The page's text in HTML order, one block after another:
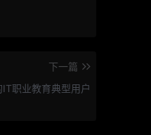
下一篇
职业教育典型用户